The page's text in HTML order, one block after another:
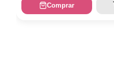
Comprar